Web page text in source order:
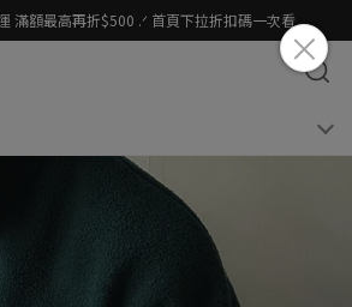
滿額最高再折$500 .ᐟ 首頁下拉折扣碼一次看